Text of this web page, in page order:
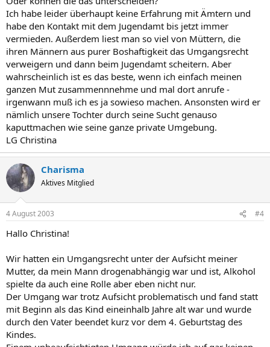
Ich habe leider überhaupt keine Erfahrung mit Ämtern und
habe den Kontakt mit dem Jugendamt bis jetzt immer
vermieden. Außerdem liest man so viel von Müttern, die
ihren Männern aus purer Boshaftigkeit das Umgangsrecht
verweigern und dann beim Jugendamt scheitern. Aber
wahrscheinlich ist es das beste, wenn ich einfach meinen
ganzen Mut zusammennnehme und mal dort anrufe -
irgenwann muß ich es ja sowieso machen. Ansonsten wird er
nämlich unsere Tochter durch seine Sucht genauso
kaputtmachen wie seine ganze private Umgebung.
LG Christina
Charisma
Aktives Mitglied
4 August 2003 #4
Hallo Christina!
Wir hatten ein Umgangsrecht unter der Aufsicht meiner
Mutter, da mein Mann drogenabhängig war und ist, Alkohol
spielte da auch eine Rolle aber eben nicht nur.
Der Umgang war trotz Aufsicht problematisch und fand statt
mit Beginn als das Kind eineinhalb Jahre alt war und wurde
durch den Vater beendet kurz vor dem 4. Geburtstag des
Kindes.